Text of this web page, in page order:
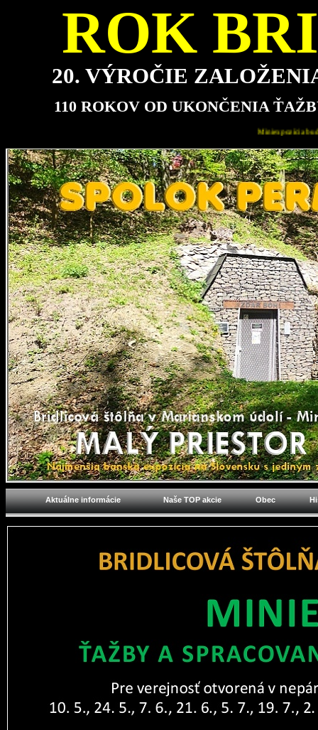
ROK
20. VÝROČIE
110 ROKOV OD UKONČENIA
Miniexpozícia bude pre návštevníkov najbližšie
Aktuálne informácie Naše TOP akcie Obec